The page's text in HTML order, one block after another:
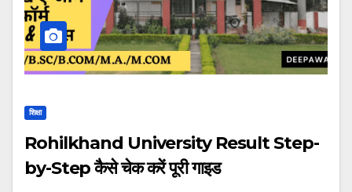
शिक्षा
Rohilkhand University Result Step-
by-Step कैसे चेक करें पूरी गाइड